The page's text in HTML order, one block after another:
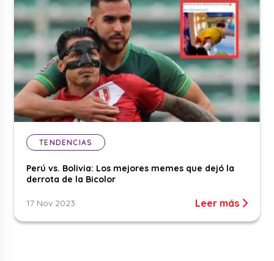
TENDENCIAS
Perú vs. Bolivia: Los mejores memes que dejó la
derrota de la Bicolor
17 Nov 2023 Leer más